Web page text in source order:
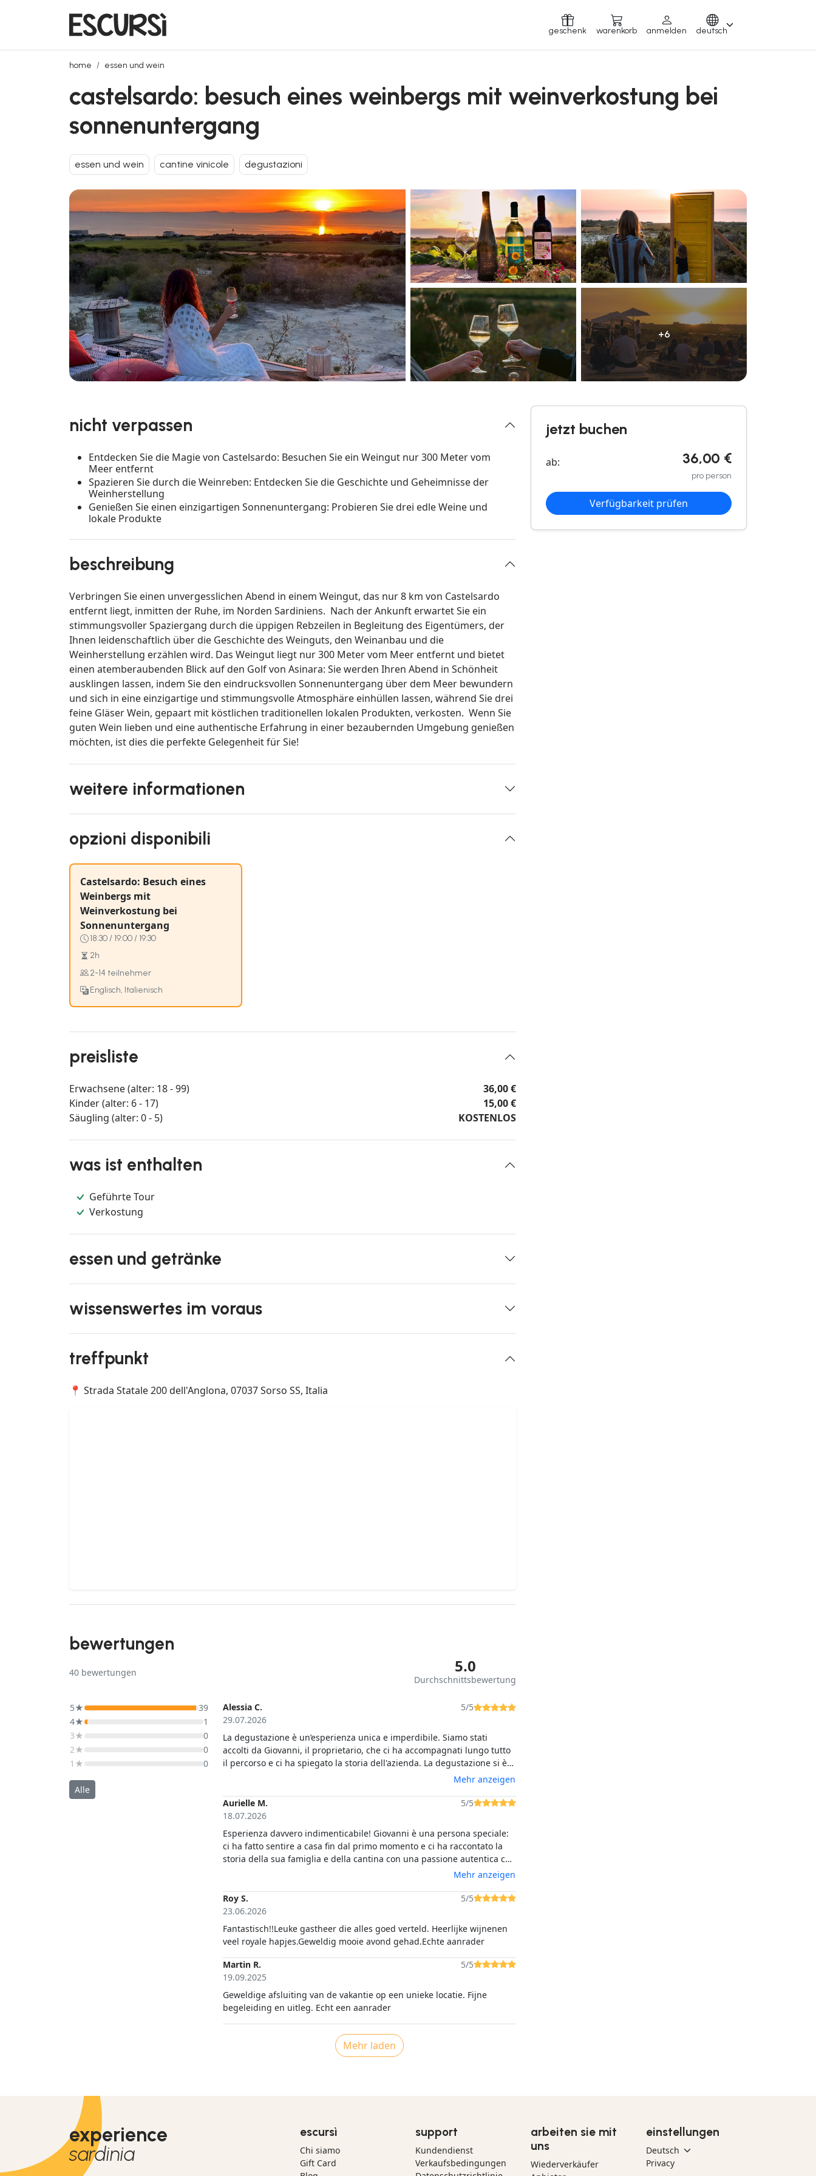
geschenk warenkorb anmelden deutsch
home essen und wein
castelsardo: besuch eines weinbergs mit weinverkostung bei sonnenuntergang
castelsardo: besuch eines weinbergs mit weinverkostung bei
sonnenuntergang
essen und wein cantine vinicole degustazioni
+6
nicht verpassen
Entdecken Sie die Magie von Castelsardo: Besuchen Sie ein Weingut nur 300 Meter vom
Meer entfernt
Spazieren Sie durch die Weinreben: Entdecken Sie die Geschichte und Geheimnisse der
Weinherstellung
Genießen Sie einen einzigartigen Sonnenuntergang: Probieren Sie drei edle Weine und
lokale Produkte
beschreibung
Verbringen Sie einen unvergesslichen Abend in einem Weingut, das nur 8 km von Castelsardo
entfernt liegt, inmitten der Ruhe, im Norden Sardiniens. Nach der Ankunft erwartet Sie ein
stimmungsvoller Spaziergang durch die üppigen Rebzeilen in Begleitung des Eigentümers, der
Ihnen leidenschaftlich über die Geschichte des Weinguts, den Weinanbau und die
Weinherstellung erzählen wird. Das Weingut liegt nur 300 Meter vom Meer entfernt und bietet
einen atemberaubenden Blick auf den Golf von Asinara: Sie werden Ihren Abend in Schönheit
ausklingen lassen, indem Sie den eindrucksvollen Sonnenuntergang über dem Meer bewundern
und sich in eine einzigartige und stimmungsvolle Atmosphäre einhüllen lassen, während Sie drei
feine Gläser Wein, gepaart mit köstlichen traditionellen lokalen Produkten, verkosten. Wenn Sie
guten Wein lieben und eine authentische Erfahrung in einer bezaubernden Umgebung genießen
möchten, ist dies die perfekte Gelegenheit für Sie!
weitere informationen
opzioni disponibili
Castelsardo: Besuch eines
Weinbergs mit
Weinverkostung bei
Sonnenuntergang
18:30 / 19:00 / 19:30
2h
2-14 teilnehmer
Englisch, Italienisch
preisliste
Erwachsene (alter: 18 - 99)
36,00 €
Kinder (alter: 6 - 17)
15,00 €
Säugling (alter: 0 - 5)
KOSTENLOS
was ist enthalten
Geführte Tour
Verkostung
essen und getränke
wissenswertes im voraus
treffpunkt
📍 Strada Statale 200 dell'Anglona, 07037 Sorso SS, Italia
bewertungen
40 bewertungen 5.0
Durchschnittsbewertung
5★
39
4★
1
3★
0
2★
0
1★
0
Alle
Alessia C.
29.07.2026
5/5
La degustazione è un’esperienza unica e imperdibile. Siamo stati
accolti da Giovanni, il proprietario, che ci ha accompagnati lungo tutto
il percorso e ci ha spiegato la storia dell'azienda. La degustazione si è
svolta in cima a una collina, dove tra un sorso di vino e l’altro abbiamo
potuto ammirare il tramonto sull’Asinara. Ottimi anche gli assaggi di
cibo locale offerti durante la degustazione! Ci tornerei sicuramente 🫶
🏻
Mehr anzeigen
Aurielle M.
18.07.2026
5/5
Esperienza davvero indimenticabile! Giovanni è una persona speciale:
ci ha fatto sentire a casa fin dal primo momento e ci ha raccontato la
storia della sua famiglia e della cantina con una passione autentica che
arriva al cuore. I vini sono eccellenti e una bellissima scoperta, il
genuina. Si percepisce tutto l’amore e il lavoro che c’è dietro questo
progetto di famiglia. Consigliatissimo, torneremo con grande piacere!
Mehr anzeigen
Roy S.
23.06.2026
5/5
Fantastisch!!Leuke gastheer die alles goed verteld. Heerlijke wijnenen
veel royale hapjes.Geweldig mooie avond gehad.Echte aanrader
Martin R.
19.09.2025
5/5
Geweldige afsluiting van de vakantie op een unieke locatie. Fijne
begeleiding en uitleg. Echt een aanrader
Mehr laden
jetzt buchen
ab: 36,00 €
pro person
Verfügbarkeit prüfen
experience
sardinia
escursì
Chi siamo
Gift Card
support
Kundendienst
Verkaufsbedingungen
arbeiten sie mit
uns
Wiederverkäufer
einstellungen
Privacy